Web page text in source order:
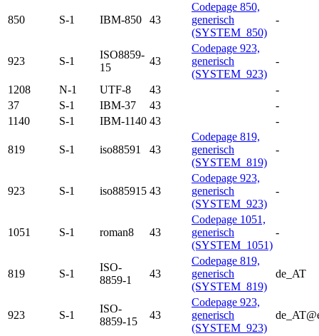
850 S-1 IBM-850 43
Codepage 850,
generisch
(SYSTEM_850)
-
923 S-1
ISO8859-
15
43
Codepage 923,
generisch
(SYSTEM_923)
-
1208 N-1 UTF-8 43
-
37
S-1 IBM-37 43
-
1140
S-1 IBM-1140 43 -
819 S-1 iso88591 43
Codepage 819,
generisch
(SYSTEM_819)
-
923 S-1 iso885915 43
Codepage 923,
generisch
(SYSTEM_923)
-
1051 S-1 roman8 43
Codepage 1051,
generisch
(SYSTEM_1051)
-
819 S-1
ISO-
8859-1
43
Codepage 819,
generisch
(SYSTEM_819)
de_AT
923 S-1
ISO-
8859-15
43
Codepage 923,
generisch
(SYSTEM_923)